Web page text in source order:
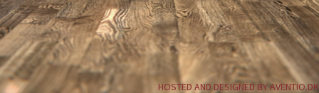
HOSTED AND DESIGNED BY AVENTIO.DK